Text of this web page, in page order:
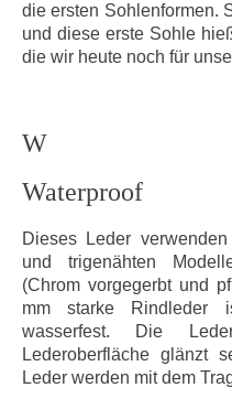
die ersten Sohlenformen.
und diese erste Sohle
die wir heute noch für
W
Waterproof
Dieses Leder
und trigenähten
(Chrom vorgegerbt und
mm starke Rindleder
wasserfest. Die
Lederoberfläche glänzt
Leder werden mit dem